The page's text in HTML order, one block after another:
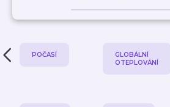
POČASÍ
GLOBÁLNÍ
OTEPLOVÁNÍ